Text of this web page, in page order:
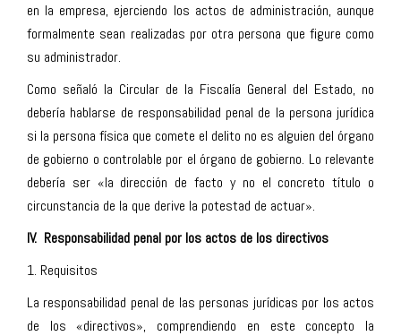
en la empresa, ejerciendo los actos de administración, aunque
formalmente sean realizadas por otra persona que figure como
su administrador.
Como señaló la Circular de la Fiscalía General del Estado, no
debería hablarse de responsabilidad penal de la persona jurídica
si la persona física que comete el delito no es alguien del órgano
de gobierno o controlable por el órgano de gobierno. Lo relevante
debería ser «la dirección de facto y no el concreto título o
circunstancia de la que derive la potestad de actuar».
IV. Responsabilidad penal por los actos de los directivos
1. Requisitos
La responsabilidad penal de las personas jurídicas por los actos
de los «directivos», comprendiendo en este concepto la